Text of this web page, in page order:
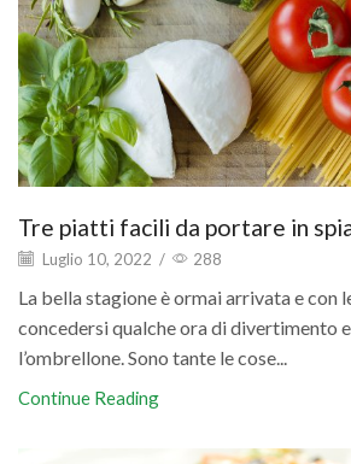
Tre piatti facili da portare in
Luglio 10, 2022 / 288
La bella stagione è ormai arrivata e con
concedersi qualche ora di divertimento
l’ombrellone. Sono tante le cose...
Continue Reading